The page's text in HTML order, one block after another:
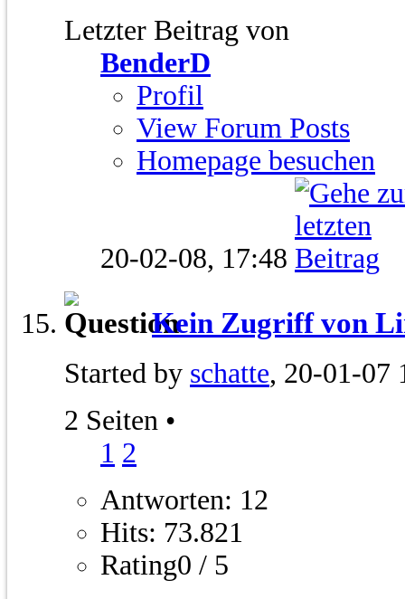
Letzter Beitrag von
BenderD
Profil
View Forum Posts
Homepage besuchen
20-02-08, 17:48
Kein Zugriff von
Started by schatte, 20-01-07
2 Seiten •
1 2
Antworten: 12
Hits: 73.821
Rating0 / 5